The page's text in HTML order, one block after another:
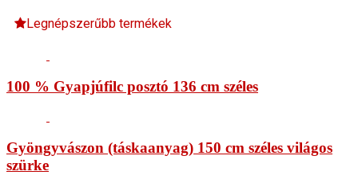
Legnépszerűbb termékek
100 % Gyapjúfilc posztó 136 cm széles
Gyöngyvászon (táskaanyag) 150 cm széles világos
szürke